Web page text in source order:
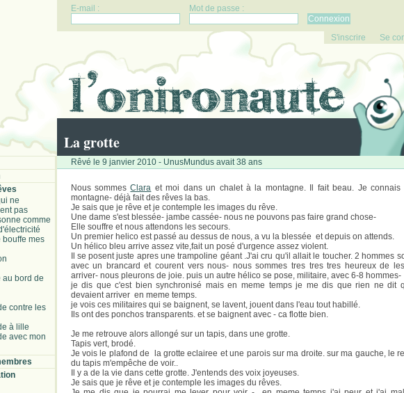
E-mail : Mot de passe :
S'inscrire Se
La grotte
ne
pas
comme
bouffe mes
au bord de
contre les
à lille
avec mon
Rêvé le 9 janvier 2010 - UnusMundus avait 38 ans
Nous sommesClara et moi dans un chalet à la montagne. Il fait beau. Je connais
montagne- déjà fait des rêves la bas.
Je sais que je rêve et je contemple les images du rêve.
Une dame s'est blessée- jambe cassée- nous ne pouvons pas faire grand chose-
Elle souffre et nous attendons les secours.
Un premier helico est passé au dessus de nous, a vu la blessée et depuis on attends.
Un hélico bleu arrive assez vite,fait un posé d'urgence assez violent.
Il se posent juste apres une trampoline géant .J'ai cru qu'il allait le toucher. 2 hommes
avec un brancard et courent vers nous- nous sommes tres tres tres heureux de
arriver- nous pleurons de joie. puis un autre hélico se pose, militaire, avec 6-8 hommes-
je dis que c'est bien synchronisé mais en meme temps je me dis que rien ne dit
devaient arriver en meme temps.
je vois ces militaires qui se baignent, se lavent, jouent dans l'eau tout habillé.
Ils ont des ponchos transparents. et se baignent avec - ca flotte bien.
Je me retrouve alors allongé sur un tapis, dans une grotte.
Tapis vert, brodé.
Je vois le plafond de la grotte eclairee et une parois sur ma droite. sur ma gauche, le
du tapis m'empêche de voir..
Il y a de la vie dans cette grotte. J'entends des voix joyeuses.
Je sais que je rêve et je contemple les images du rêves.